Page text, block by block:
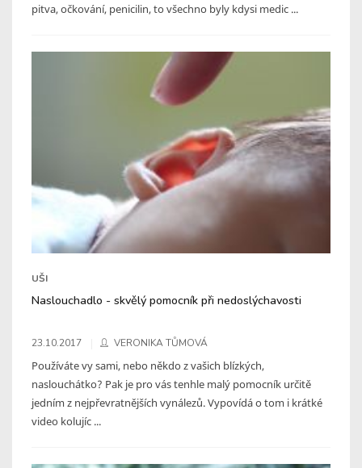
pitva, očkování, penicilin, to všechno byly kdysi medic ...
UŠI
Naslouchadlo - skvělý pomocník při nedoslýchavosti
23.10.2017 VERONIKA TŮMOVÁ
Používáte vy sami, nebo někdo z vašich blízkých,
naslouchátko? Pak je pro vás tenhle malý pomocník určitě
jedním z nejpřevratnějších vynálezů. Vypovídá o tom i krátké
video kolujíc ...